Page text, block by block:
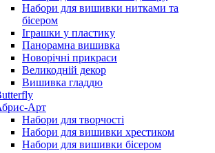
Набори для вишивки нитками та
бісером
Іграшки у пластику
Панорамна вишивка
Новорічні прикраси
Великодній декор
Вишивка гладдю
Арт
Набори для творчості
Набори для вишивки хрестиком
Набори для вишивки бісером